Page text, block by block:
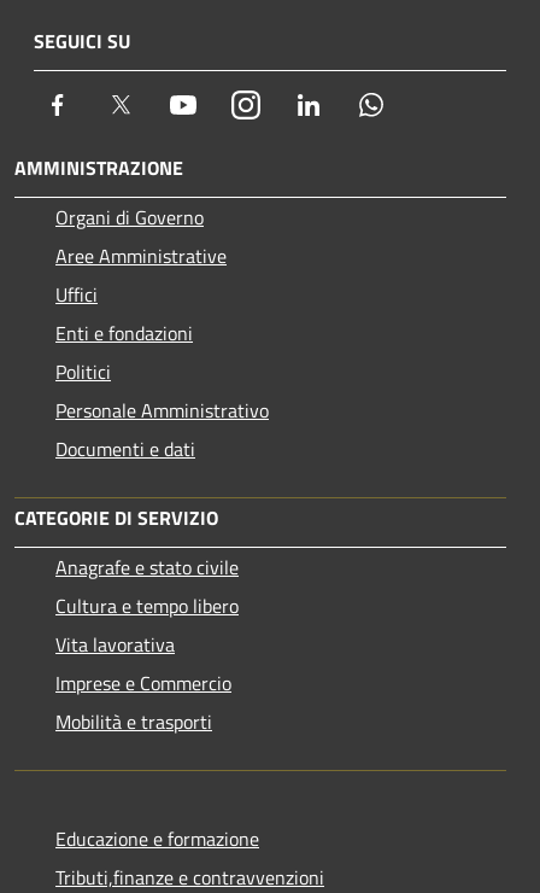
SEGUICI SU
Facebook Twitter YoutubeInstagram LinkedIn
AMMINISTRAZIONE
Organi di Governo
Aree Amministrative
Uffici
Enti e fondazioni
Politici
Personale Amministrativo
Documenti e dati
CATEGORIE DI SERVIZIO
Anagrafe e stato civile
Cultura e tempo libero
Vita lavorativa
Imprese e Commercio
Mobilità e trasporti
Educazione e formazione
Tributi,finanze e contravvenzioni